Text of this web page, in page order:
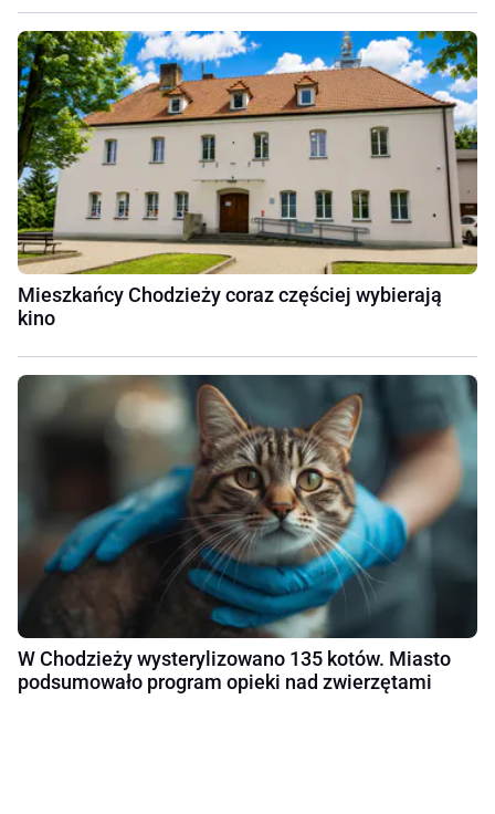
Mieszkańcy Chodzieży coraz częściej wybierają
kino
W Chodzieży wysterylizowano 135 kotów. Miasto
podsumowało program opieki nad zwierzętami